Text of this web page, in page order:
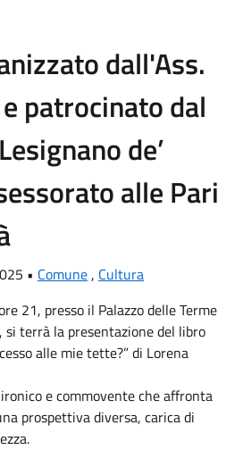
dall'Ass.
patrocinato dal
de’
alle Pari
• Comune , Cultura
21, presso il Palazzo delle Terme
si terrà la presentazione del libro
alle mie tette?” di Lorena
e commovente che affronta
prospettiva diversa, carica di